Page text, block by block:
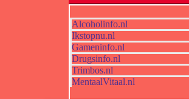
Alcoholinfo.nl
Ikstopnu.nl
Gameninfo.nl
Drugsinfo.nl
Trimbos.nl
MentaalVitaal.nl